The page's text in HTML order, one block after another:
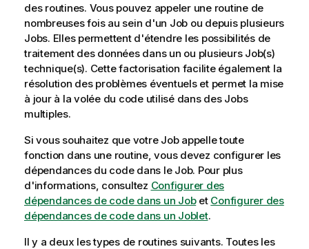
des routines. Vous pouvez appeler une routine de
nombreuses fois au sein d'un Job ou depuis plusieurs
Jobs. Elles permettent d'étendre les possibilités de
traitement des données dans un ou plusieurs Job(s)
technique(s). Cette factorisation facilite également la
résolution des problèmes éventuels et permet la mise
à jour à la volée du code utilisé dans des Jobs
multiples.
Si vous souhaitez que votre Job appelle toute
fonction dans une routine, vous devez configurer les
dépendances du code dans le Job. Pour plus
d'informations, consultez Configurer des
dépendances de code dans un Jobet Configurer des
dépendances de code dans un Joblet.
Il y a deux les types de routines suivants. Toutes les